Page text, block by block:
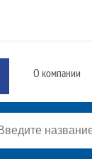
О компании